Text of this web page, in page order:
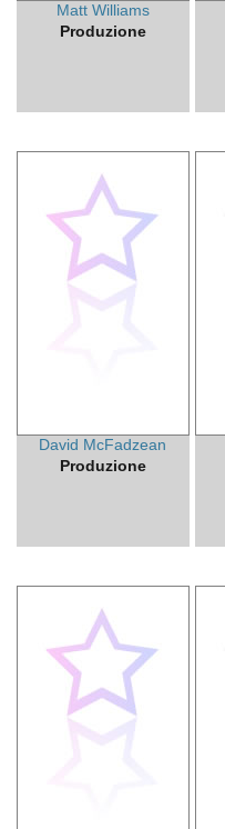
Matt Williams
Produzione
David McFadzean
Produzione